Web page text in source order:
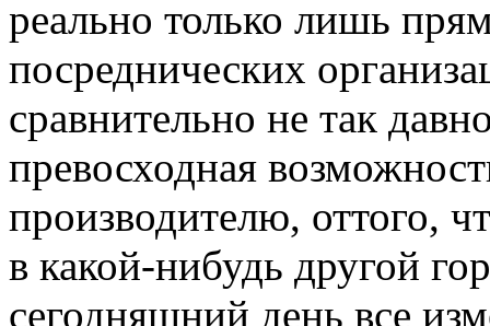
реально только лишь
посреднических
сравнительно не так
превосходная
производителю, оттого,
в какой-нибудь другой
сегодняшний день все